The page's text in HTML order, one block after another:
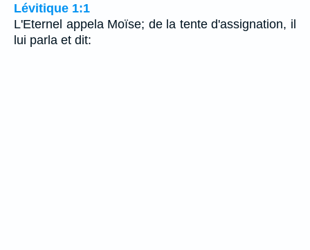
Lévitique 1:1
L'Eternel appela Moïse; de la tente d'assignation, il
lui parla et dit: